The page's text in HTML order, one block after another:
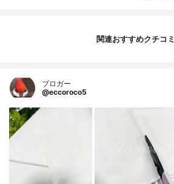
関連おすすめクチコミ
ブロガー
@eccoroco5